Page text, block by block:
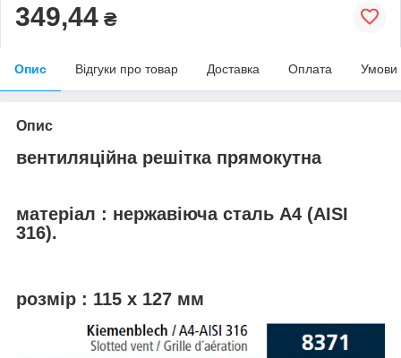
349,44 ₴
Опис Відгуки про товар Доставка Оплата Умови
Опис
вентиляційна решітка прямокутна
матеріал : нержавіюча сталь А4 (AISI
316).
розмір : 115 х 127 мм